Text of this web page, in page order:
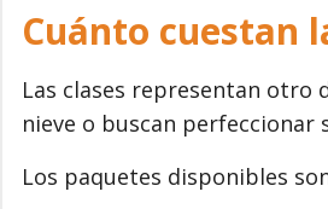
Cuánto cuestan
Las clases representan otro
nieve o buscan perfeccionar
Los paquetes disponibles